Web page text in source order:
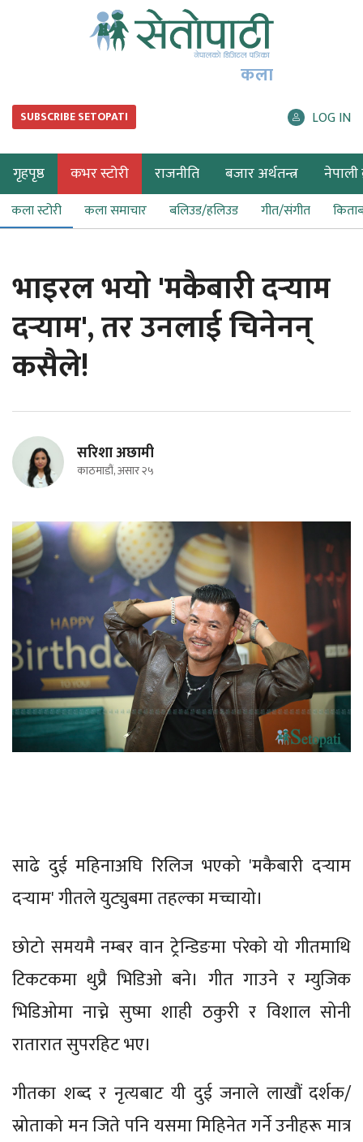
कला
SUBSCRIBE SETOPATI LOG IN
गृहपृष्ठ कभर स्टोरी राजनीति बजार अर्थतन्त्र नेपाली
कला स्टोरी कला समाचार बलिउड/हलिउड गीत/संगीत
भाइरल भयो 'मकैबारी दर्‍याम
दर्‍याम', तर उनलाई चिनेनन्
कसैले!
सरिशा अछामी
काठमाडौं, असार २५
साढे दुई महिनाअघि रिलिज भएको 'मकैबारी दर्‍याम
दर्‍याम' गीतले युट्युबमा तहल्का मच्चायो।
छोटो समयमै नम्बर वान ट्रेन्डिङमा परेको यो गीतमाथि
टिकटकमा थुप्रै भिडिओ बने। गीत गाउने र म्युजिक
भिडिओमा नाच्ने सुष्मा शाही ठकुरी र विशाल सोनी
रातारात सुपरहिट भए।
गीतका शब्द र नृत्यबाट यी दुई जनाले लाखौं दर्शक/
स्रोताको मन जिते पनि यसमा मिहिनेत गर्ने उनीहरू मात्र